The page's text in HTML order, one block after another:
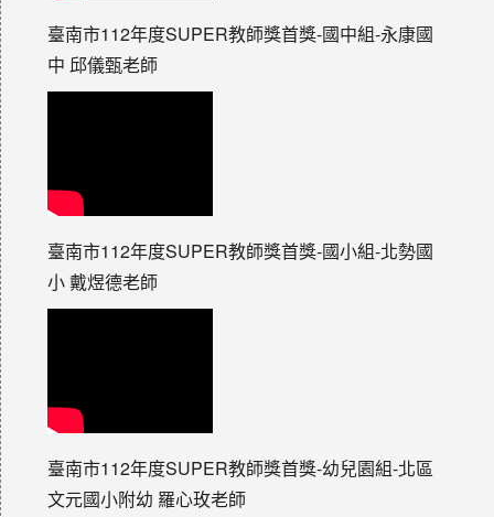
臺南市112年度SUPER教師獎首獎-國中組-永康國
中 邱儀甄老師
臺南市112年度SUPER教師獎首獎-國小組-北勢國
小 戴煜德老師
臺南市112年度SUPER教師獎首獎-幼兒園組-北區
文元國小附幼 羅心玫老師